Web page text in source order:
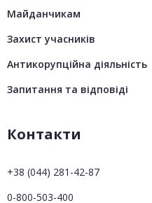
Майданчикам
Захист учасників
Антикорупційна діяльність
Запитання та відповіді
Контакти
+38 (044) 281-42-87
0-800-503-400